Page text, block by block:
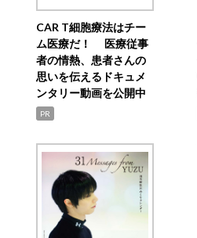
CAR T細胞療法はチー
ム医療だ！ 医療従事
者の情熱、患者さんの
思いを伝えるドキュメ
ンタリー動画を公開中
PR